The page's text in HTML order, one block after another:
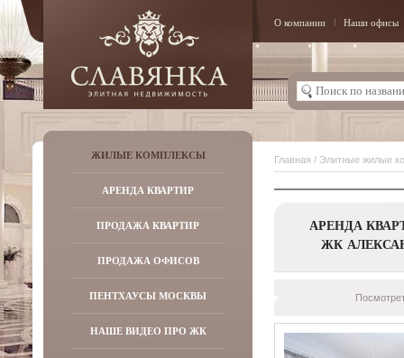
О компании Наши офисы
ЖИЛЫЕ КОМПЛЕКСЫ
АРЕНДА КВАРТИР
ПРОДАЖА КВАРТИР
ПРОДАЖА ОФИСОВ
ПЕНТХАУСЫ МОСКВЫ
НАШЕ ВИДЕО ПРО ЖК
Главная / Элитные жилые
АРЕНДА
ЖК